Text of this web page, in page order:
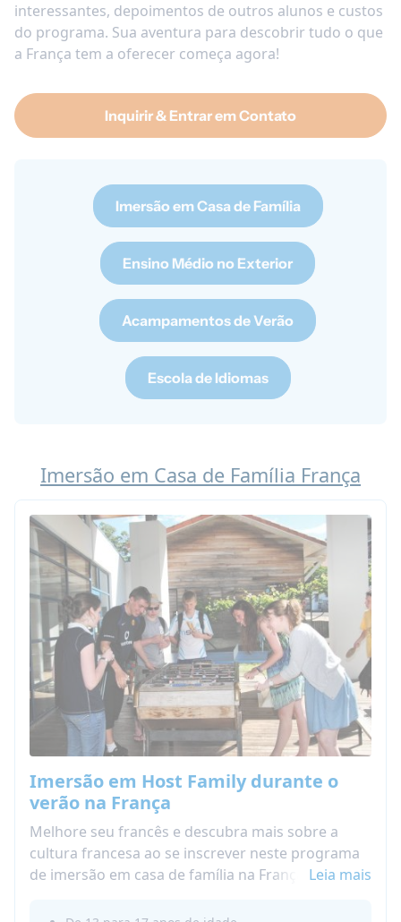
interessantes, depoimentos de outros alunos e custos
do programa. Sua aventura para descobrir tudo o que
a França tem a oferecer começa agora!
Inquirir & Entrar em Contato
Imersão em Casa de Família
Ensino Médio no Exterior
Acampamentos de Verão
Escola de Idiomas
Imersão em Casa de Família França
Imersão em Host Family durante o
verão na França
Melhore seu francês e descubra mais sobre a
cultura francesa ao se inscrever neste programa
de imersão em casa de família na França durante
no verão na França e compartilhe o dia a dia de
Leia mais